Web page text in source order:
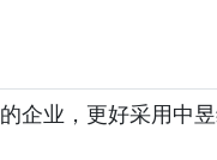
企业，更好采用中